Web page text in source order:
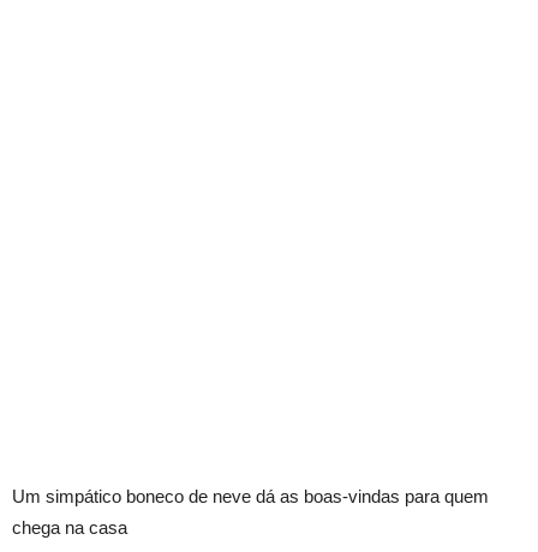
Um simpático boneco de neve dá as boas-vindas para quem
chega na casa